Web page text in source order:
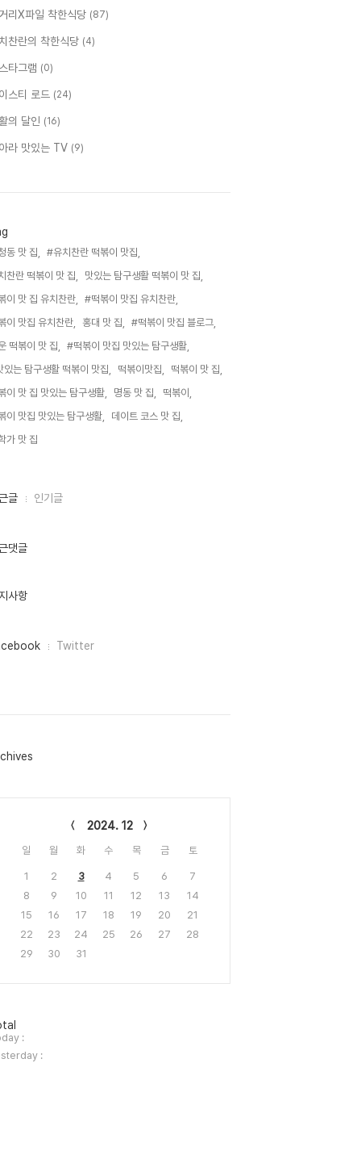
리X파일 착한식당 (87)
찬란의 착한식당 (4)
타그램 (0)
스티 로드 (24)
의 달인 (16)
라 맛있는 TV (9)
동 맛 집,
#유치찬란 떡볶이 맛집,
찬란 떡볶이 맛 집,
맛있는 탐구생활 떡볶이 맛 집,
이 맛 집 유치찬란,
#떡볶이 맛집 유치찬란,
이 맛집 유치찬란,
홍대 맛 집,
#떡볶이 맛집 블로그,
떡볶이 맛 집,
#떡볶이 맛집 맛있는 탐구생활,
있는 탐구생활 떡볶이 맛집,
떡볶이맛집,
떡볶이 맛 집,
이 맛 집 맛있는 탐구생활,
명동 맛 집,
떡볶이,
이 맛집 맛있는 탐구생활,
데이트 코스 맛 집,
가 맛 집,
글 인기글
댓글
사항
Twitter
2024. 12
일 월 화 수 목 금 토
1 2 3 4 5 6
7
8
9 10 11 12 13
14
15
16 17 18 19 20
21
22
23 24 25 26 27
28
29
30 31
:
: